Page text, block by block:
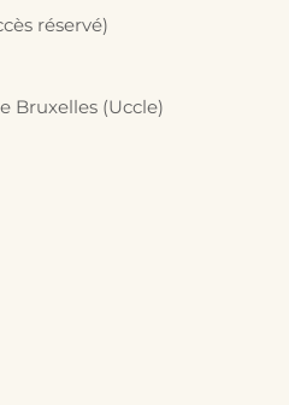
réservé)
Bruxelles (Uccle)